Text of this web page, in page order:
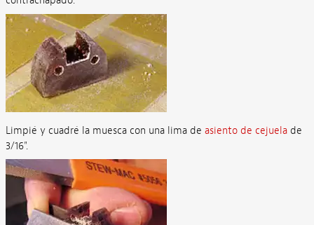
Limpié y cuadré la muesca con una lima de asiento de cejuela de
3/16".